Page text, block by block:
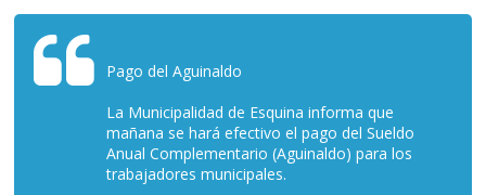
Pago del Aguinaldo
La Municipalidad de Esquina informa que
mañana se hará efectivo el pago del Sueldo
Anual Complementario (Aguinaldo) para los
trabajadores municipales.